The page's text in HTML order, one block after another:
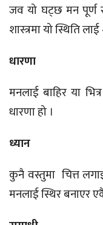
जव यो घट्छ मन पूर्ण
शास्त्रमा यो स्थिति
धारणा
मनलाई बाहिर या
धारणा हो ।
ध्यान
कुनै वस्तुमा चित्त
मनलाई स्थिर बनाएर